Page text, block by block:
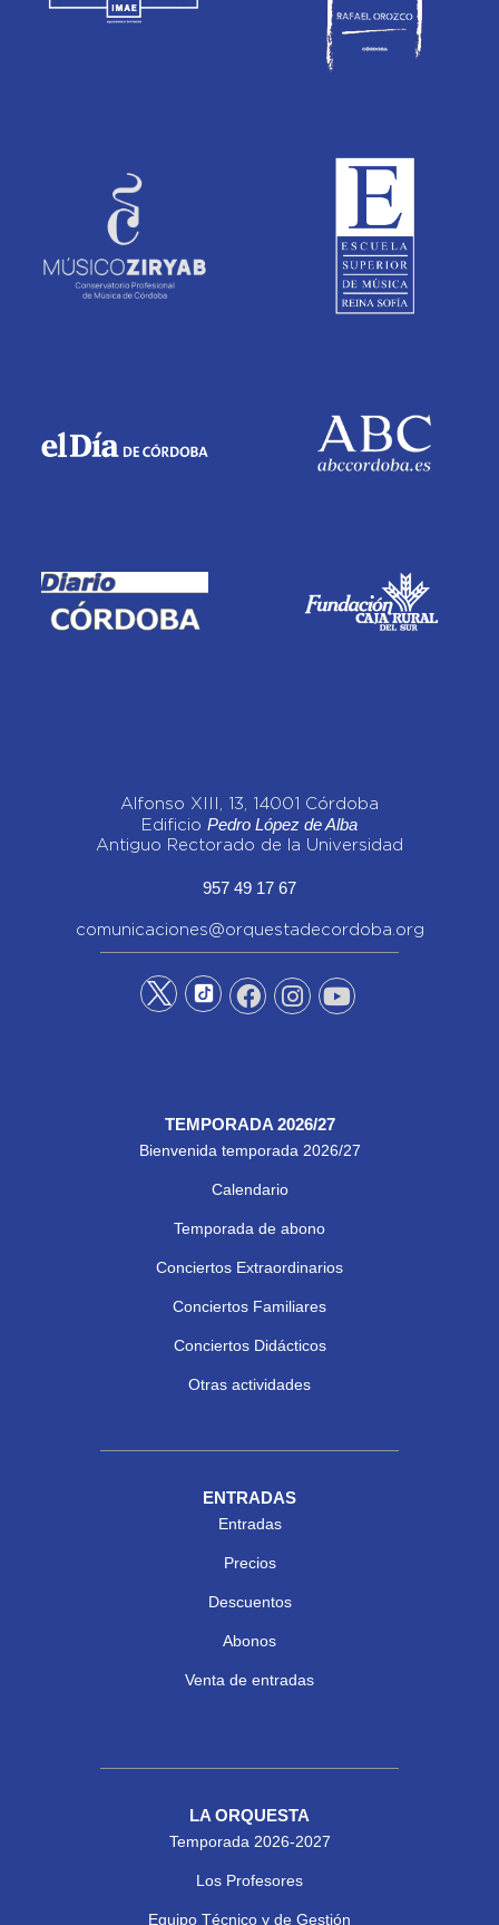
Alfonso XIII, 13, 14001 Córdoba
Edificio Pedro López de Alba
Antiguo Rectorado de la Universidad
957 49 17 67
comunicaciones@orquestadecordoba.org
TEMPORADA 2026/27
Bienvenida temporada 2026/27
Calendario
Temporada de abono
Conciertos Extraordinarios
Conciertos Familiares
Conciertos Didácticos
Otras actividades
ENTRADAS
Entradas
Precios
Descuentos
Abonos
Venta de entradas
LA ORQUESTA
Temporada 2026-2027
Los Profesores
Equipo Técnico y de Gestión